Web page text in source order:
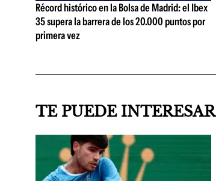
Récord histórico en la Bolsa de Madrid: el Ibex
35 supera la barrera de los 20.000 puntos por
primera vez
TE PUEDE INTERESAR